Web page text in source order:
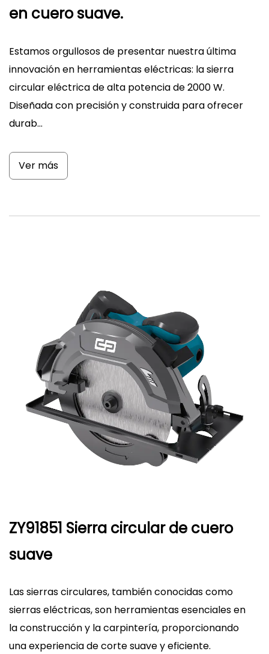
en cuero suave.
Estamos orgullosos de presentar nuestra última
innovación en herramientas eléctricas: la sierra
circular eléctrica de alta potencia de 2000 W.
Diseñada con precisión y construida para ofrecer
durab...
Ver más
ZY91851 Sierra circular de cuero
suave
Las sierras circulares, también conocidas como
sierras eléctricas, son herramientas esenciales en
la construcción y la carpintería, proporcionando
una experiencia de corte suave y eficiente.